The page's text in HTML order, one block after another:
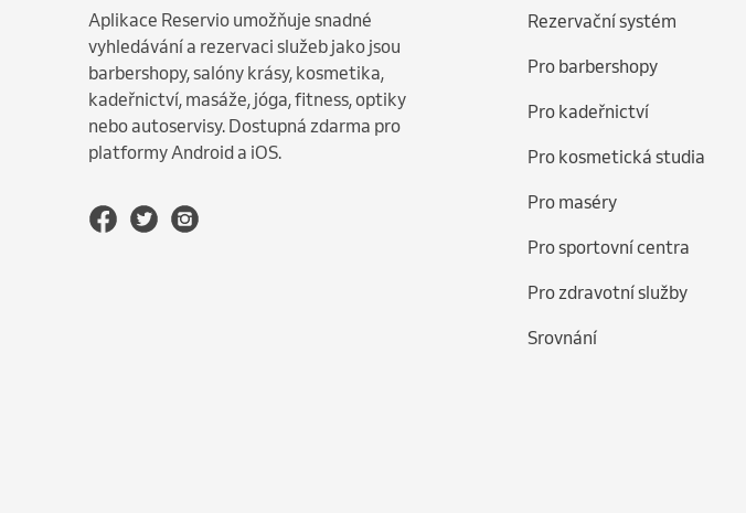
Aplikace Reservio umožňuje snadné
vyhledávání a rezervaci služeb jako jsou
barbershopy, salóny krásy, kosmetika,
kadeřnictví, masáže, jóga, fitness, optiky
nebo autoservisy. Dostupná zdarma pro
platformy Android a iOS.
Rezervační systém
Pro barbershopy
Pro kadeřnictví
Pro kosmetická studia
Pro maséry
Pro sportovní centra
Pro zdravotní služby
Srovnání